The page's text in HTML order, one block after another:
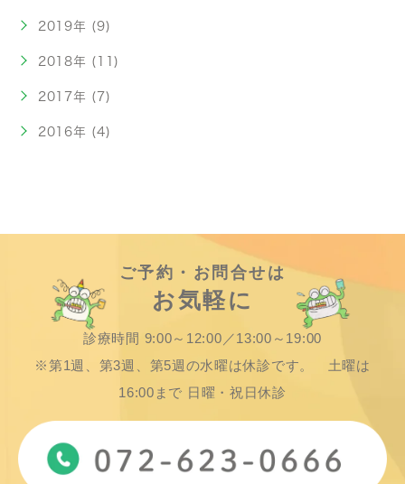
2019年 (9)
2018年 (11)
2017年 (7)
2016年 (4)
ご予約・お問合せは
お気軽に
診療時間 9:00～12:00／13:00～19:00
※第1週、第3週、第5週の水曜は休診です。 土曜は
16:00まで 日曜・祝日休診